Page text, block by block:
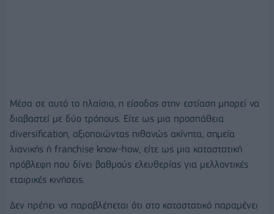
Μέσα σε αυτό το πλαίσιο, η είσοδος στην εστίαση μπορεί να
διαβαστεί με δύο τρόπους. Είτε ως μια προσπάθεια
diversification, αξιοποιώντας πιθανώς ακίνητα, σημεία
λιανικής ή franchise know-how, είτε ως μια καταστατική
πρόβλεψη που δίνει βαθμούς ελευθερίας για μελλοντικές
εταιρικές κινήσεις.
Δεν πρέπει να παραβλέπεται ότι στο καταστατικό παραμένει